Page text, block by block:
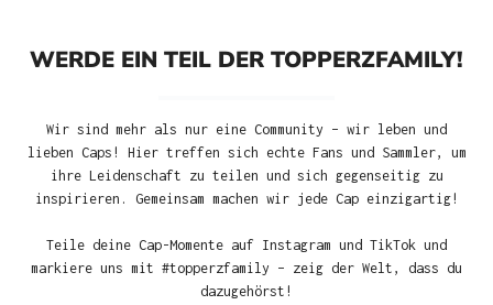
WERDE EIN TEIL DER TOPPERZFAMILY!
Wir sind mehr als nur eine Community – wir leben und
lieben Caps! Hier treffen sich echte Fans und Sammler, um
ihre Leidenschaft zu teilen und sich gegenseitig zu
inspirieren. Gemeinsam machen wir jede Cap einzigartig!
Teile deine Cap-Momente auf Instagram und TikTok und
markiere uns mit #topperzfamily – zeig der Welt, dass du
dazugehörst!